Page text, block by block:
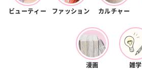
ビューティー ファッション カルチャー
漫画 雑学